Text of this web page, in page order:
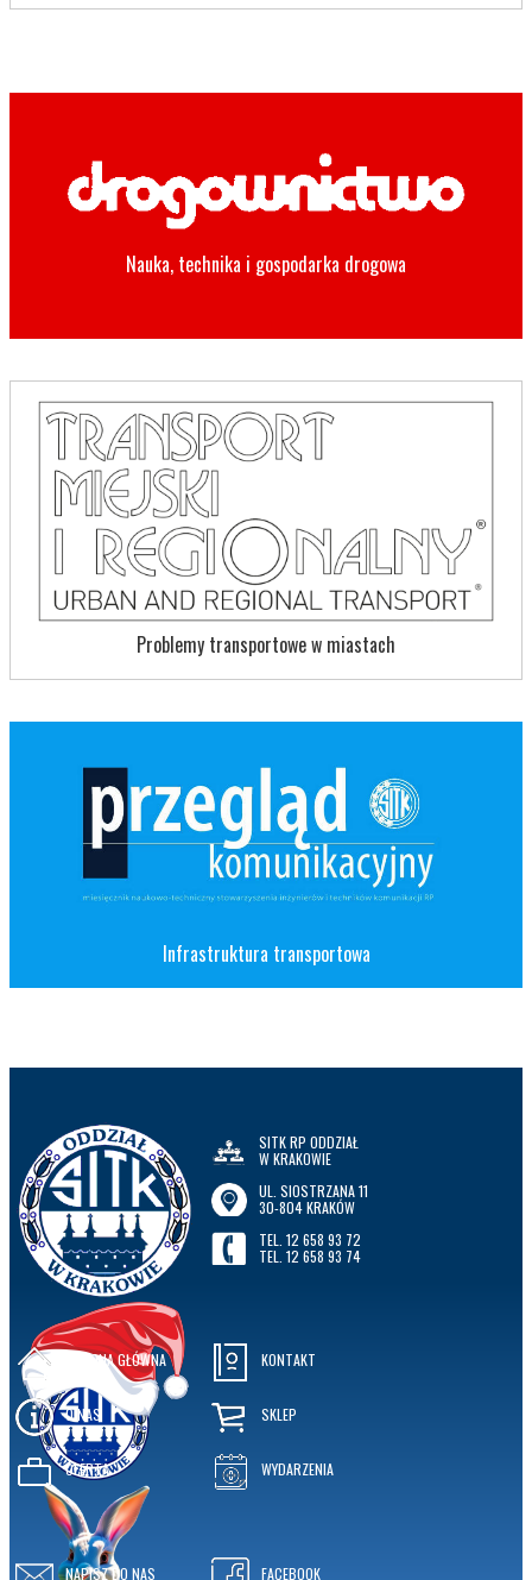
Nauka, technika i gospodarka drogowa
Problemy transportowe w miastach
Infrastruktura transportowa
SITK RP ODDZIAŁ
W KRAKOWIE
UL. SIOSTRZANA 11
30-804 KRAKÓW
TEL. 12 658 93 72
TEL. 12 658 93 74
STRONA GŁÓWNA
O NAS
OFERTA
KONTAKT
SKLEP
WYDARZENIA
NAPISZ DO NAS FACEBOOK